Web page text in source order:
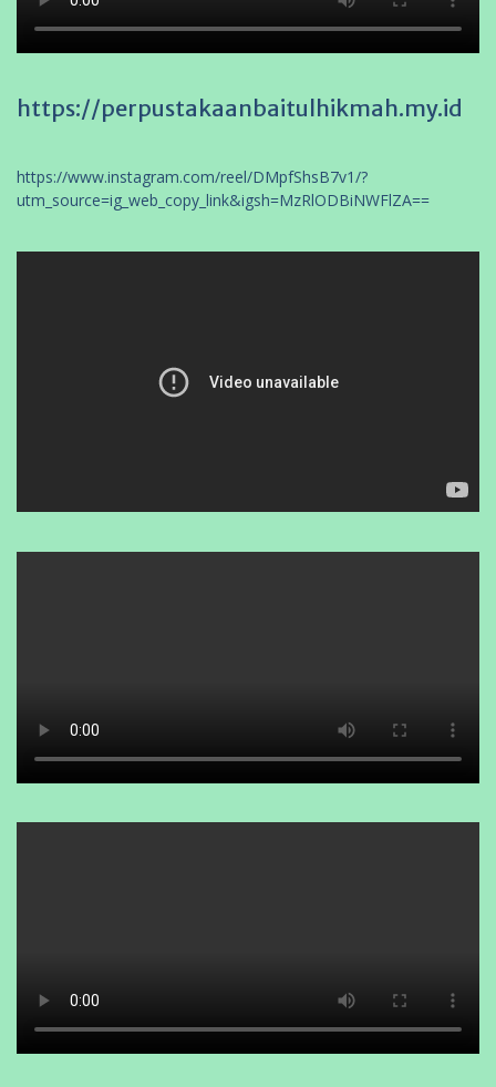
https://perpustakaanbaitulhikmah.my.id
https://www.instagram.com/reel/DMpfShsB7v1/?
utm_source=ig_web_copy_link&igsh=MzRlODBiNWFlZA==